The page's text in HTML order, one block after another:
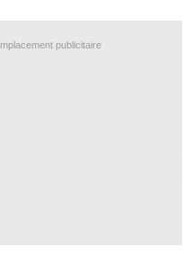
publicitaire